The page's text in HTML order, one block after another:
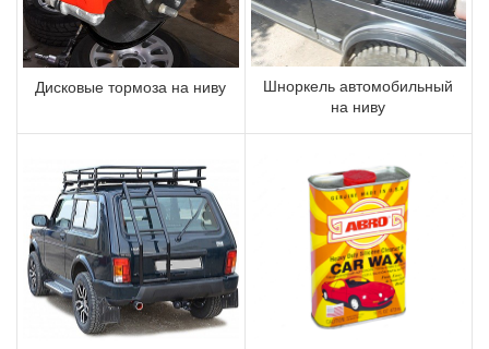
Дисковые тормоза на ниву
Шноркель автомобильный
на ниву